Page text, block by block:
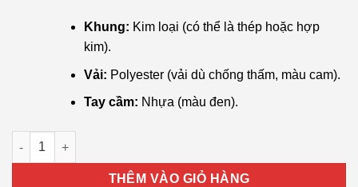
Khung: Kim loại (có thể là thép hoặc hợp
kim).
Vải: Polyester (vải dù chống thấm, màu cam).
Tay cầm: Nhựa (màu đen).
Bình giữ nhiệt quà tặng cao cấp số lượng
THÊM VÀO GIỎ HÀNG